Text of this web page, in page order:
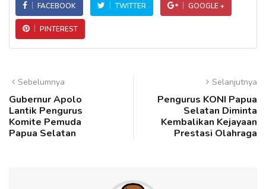
FACEBOOK TWITTER GOOGLE +
PINTEREST
Sebelumnya
Gubernur Apolo
Lantik Pengurus
Komite Pemuda
Papua Selatan
Selanjutnya
Pengurus KONI Papua
Selatan Diminta
Kembalikan Kejayaan
Prestasi Olahraga